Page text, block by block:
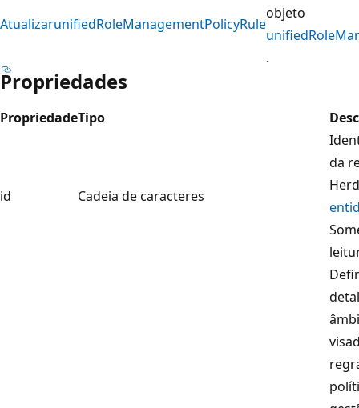
AtualizarunifiedRoleManagementPolicyRule
objeto
.
Propriedades
PropriedadeTipo
id Cadeia de caracteres
da